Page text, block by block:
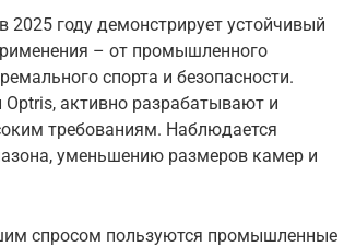
году демонстрирует устойчивый
– от промышленного
спорта и безопасности.
активно разрабатывают и
требованиям. Наблюдается
уменьшению размеров камер и
спросом пользуются промышленные